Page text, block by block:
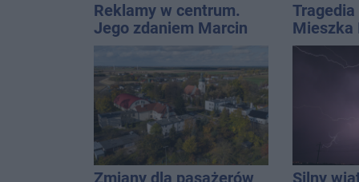
Reklamy w centrum.
Jego zdaniem Marcin
Wroński jest w błędzie
[akt.]
Mieszka
osoba,
Zmiany dla pasażerów Silny